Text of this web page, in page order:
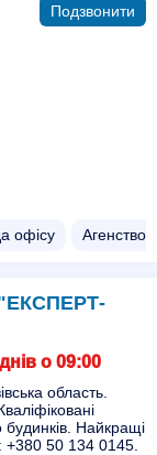
Подзвонити
офісу Агенство
о 09:00
область.
будинків. Найкращі
50 134 0145.